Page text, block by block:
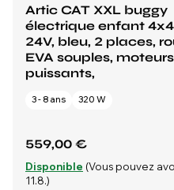
Artic CAT XXL buggy
électrique enfant 4x4
24V, bleu, 2 places,
EVA souples, moteurs
puissants,
3 - 8 ans 320 W
559,00 €
Disponible (Vous pouvez
11.8.)